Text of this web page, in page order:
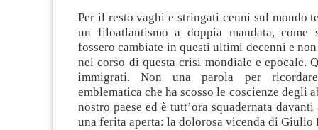
Per il resto vaghi e stringati cenni sul mondo
un filoatlantismo a doppia mandata, come
fossero cambiate in questi ultimi decenni e
nel corso di questa crisi mondiale e epocale.
immigrati. Non una parola per
emblematica che ha scosso le coscienze degli
nostro paese ed è tutt’ora squadernata
una ferita aperta: la dolorosa vicenda di Giulio